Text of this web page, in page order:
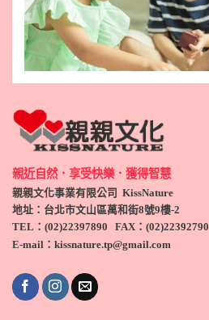
親近自然．享受快樂．獲得智慧
親親文化事業有限公司 KissNature
地址：台北市文山區萬和街8號9樓-2
TEL ：(02)22397890 FAX：(02)22392790
E-mail：kissnature.tp@gmail.com